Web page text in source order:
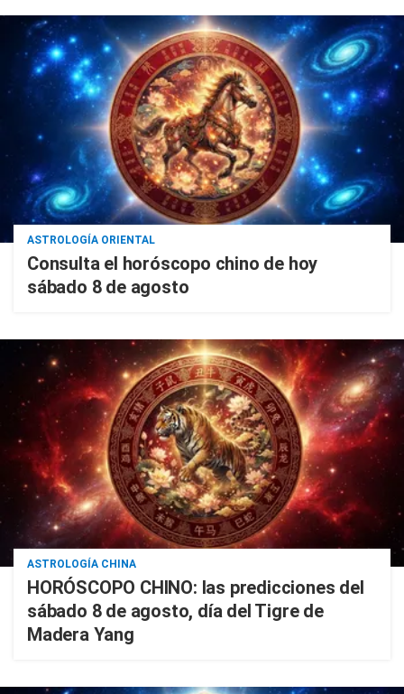
ASTROLOGÍA ORIENTAL
Consulta el horóscopo chino de hoy
sábado 8 de agosto
ASTROLOGÍA CHINA
HORÓSCOPO CHINO: las predicciones del
sábado 8 de agosto, día del Tigre de
Madera Yang